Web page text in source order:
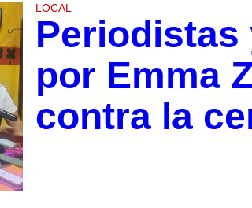
LOCAL
por Emma
contra la